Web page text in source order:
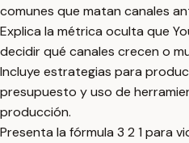
comunes que matan canales
Explica la métrica oculta que
decidir qué canales crecen o
Incluye estrategias para
presupuesto y uso de
producción.
Presenta la fórmula 3 2 1 para